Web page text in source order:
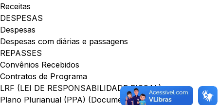
Receitas
DESPESAS
Despesas
Despesas com diárias e passagens
REPASSES
Convênios Recebidos
Contratos de Programa
LRF (LEI DE RESPONSABILIDADE FISCAL)
Plano Plurianual (PPA) (Documentos)